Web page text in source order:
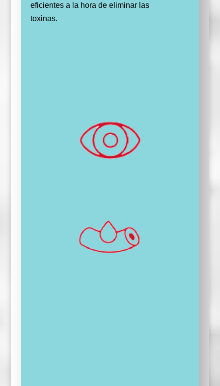
eficientes a la hora de eliminar las
toxinas.